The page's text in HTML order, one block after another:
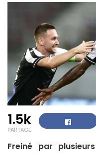
1.5k
PARTAGE
Freiné par